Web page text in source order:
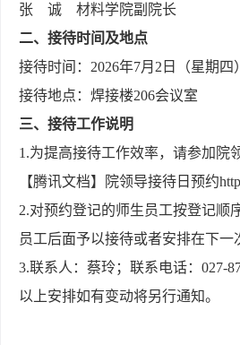
张 诚 材料学院副院长
二、接待时间及地点
接待时间：2026年7月2日（星期四
接待地点：焊接楼206会议室
三、接待工作说明
1.为提高接待工作效率，请参加院
【腾讯文档】院领导接待日预约
2.对预约登记的师生员工按登记顺
员工后面予以接待或者安排在下一
3.联系人：蔡玲；联系电话：027-
以上安排如有变动将另行通知。
材料学院